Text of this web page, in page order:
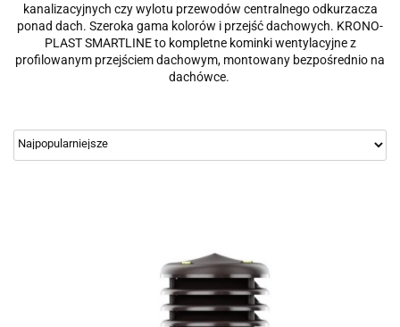
kanalizacyjnych czy wylotu przewodów centralnego odkurzacza
ponad dach. Szeroka gama kolorów i przejść dachowych. KRONO-
PLAST SMARTLINE to kompletne kominki wentylacyjne z
profilowanym przejściem dachowym, montowany bezpośrednio na
dachówce.